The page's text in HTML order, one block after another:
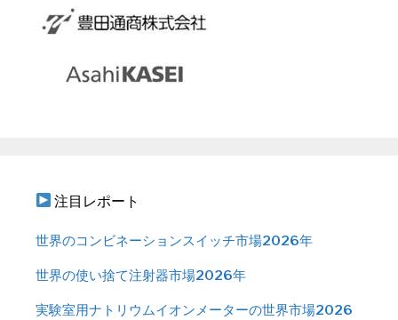
注目レポート
世界のコンビネーションスイッチ市場2026年
世界の使い捨て注射器市場2026年
実験室用ナトリウムイオンメーターの世界市場2026